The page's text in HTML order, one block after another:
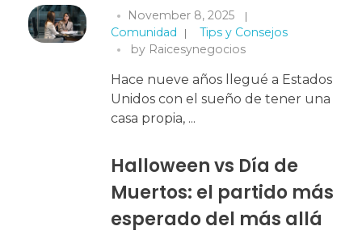
November 8, 2025
Comunidad
Tips y Consejos
by Raicesynegocios
Hace nueve años llegué a Estados
Unidos con el sueño de tener una
casa propia, ...
Halloween vs Día de
Muertos: el partido más
esperado del más allá